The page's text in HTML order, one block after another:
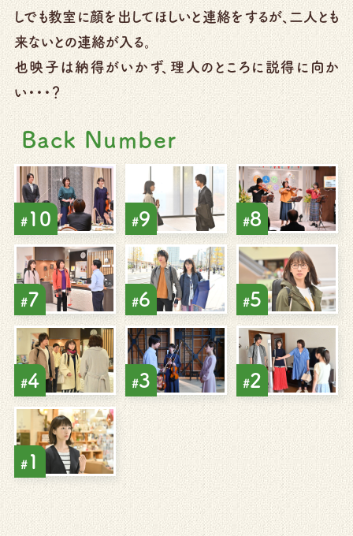
しでも教室に顔を出してほしいと連絡をするが、二人とも
来ないとの連絡が入る。
也映子は納得がいかず、理人のところに説得に向か
い・・・？
Back Number
#10 #9 #8
#7 #6 #5
#4 #3 #2
#1